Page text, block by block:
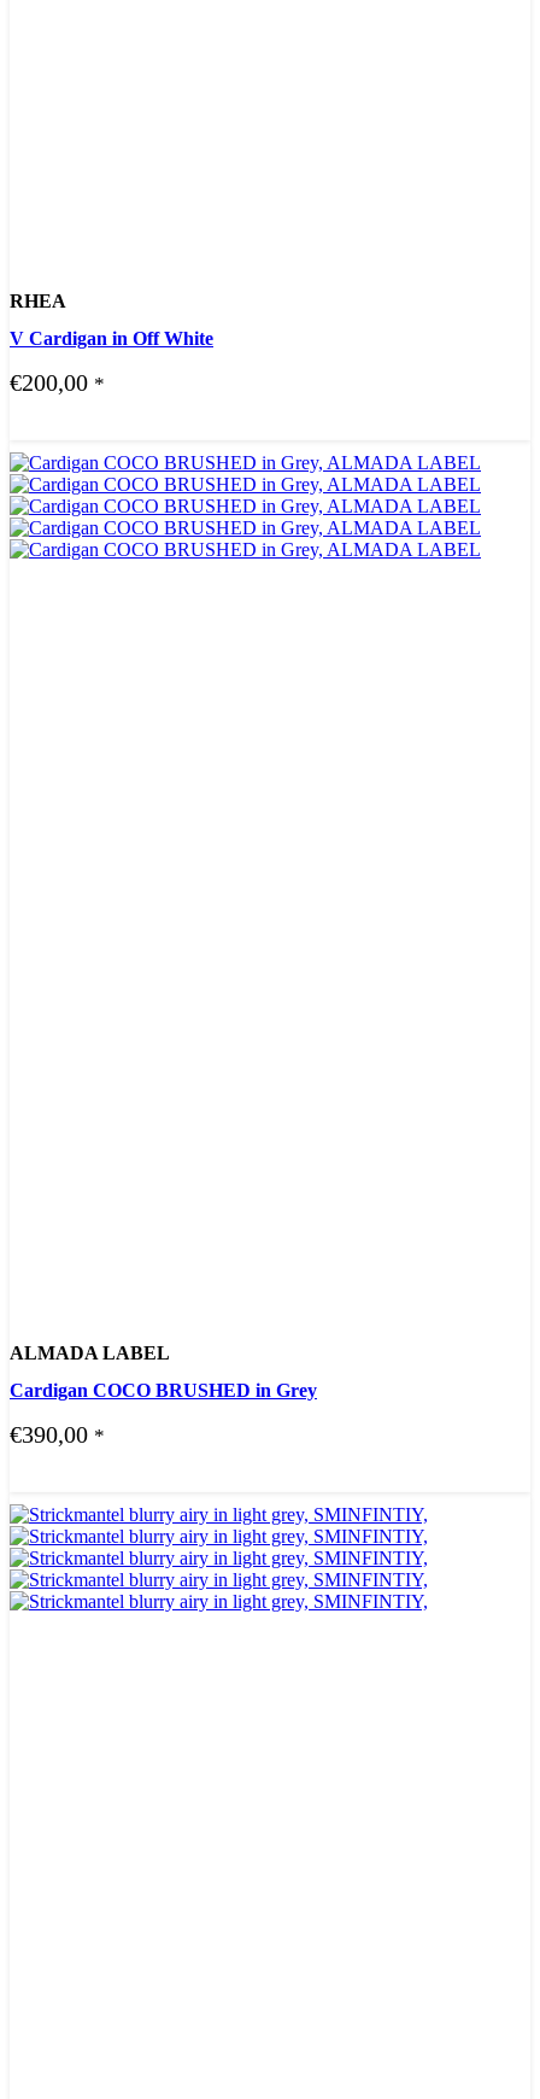
RHEA
V Cardigan in Off White
€200,00 *
ALMADA LABEL
Cardigan COCO BRUSHED in Grey
€390,00 *